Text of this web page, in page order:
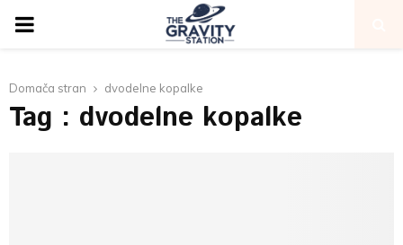
PRIMARY
Domača stran dvodelne kopalke
Tag : dvodelne kopalke